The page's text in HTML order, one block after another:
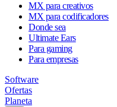
MX para creativos
MX para codificadores
Donde sea
Ultimate Ears
Para gaming
Para empresas
Software
Ofertas
Planeta